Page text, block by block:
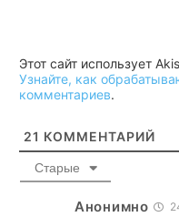
Этот сайт использует
Узнайте, как
комментариев.
21 КОММЕНТАРИЙ
Старые
Анонимно